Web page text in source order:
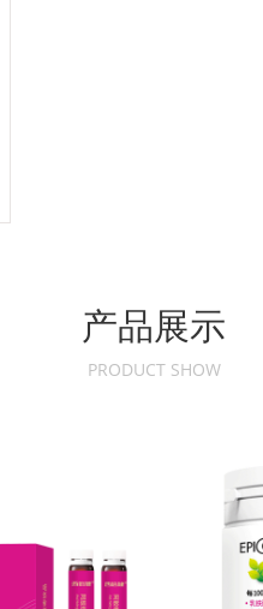
产品展示
PRODUCT SHOW